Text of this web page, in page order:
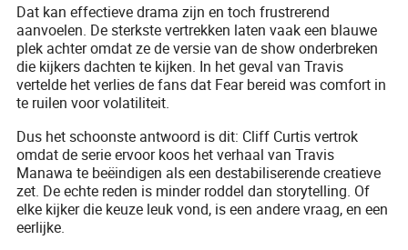
Dat kan effectieve drama zijn en toch frustrerend
aanvoelen. De sterkste vertrekken laten vaak een blauwe
plek achter omdat ze de versie van de show onderbreken
die kijkers dachten te kijken. In het geval van Travis
vertelde het verlies de fans dat Fear bereid was comfort in
te ruilen voor volatiliteit.
Dus het schoonste antwoord is dit: Cliff Curtis vertrok
omdat de serie ervoor koos het verhaal van Travis
Manawa te beëindigen als een destabiliserende creatieve
zet. De echte reden is minder roddel dan storytelling. Of
elke kijker die keuze leuk vond, is een andere vraag, en een
eerlijke.